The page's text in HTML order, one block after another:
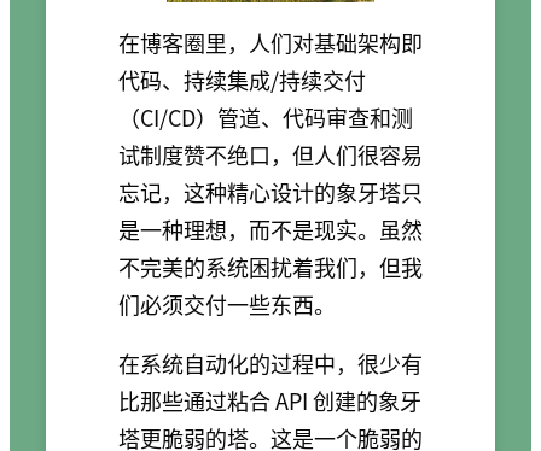
在博客圈里，人们对基础架构即
代码、持续集成/持续交付
（CI/CD）管道、代码审查和测
试制度赞不绝口，但人们很容易
忘记，这种精心设计的象牙塔只
是一种理想，而不是现实。虽然
不完美的系统困扰着我们，但我
们必须交付一些东西。
在系统自动化的过程中，很少有
比那些通过粘合 API 创建的象牙
塔更脆弱的塔。这是一个脆弱的